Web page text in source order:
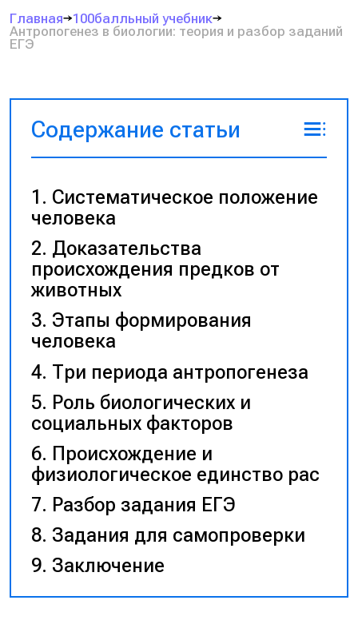
Главная
100балльный учебник
Антропогенез в биологии: теория и разбор заданий
ЕГЭ
Содержание статьи
Систематическое положение
человека
Доказательства
происхождения предков от
животных
Этапы формирования
человека
Три периода антропогенеза
Роль биологических и
социальных факторов
Происхождение и
физиологическое единство рас
Разбор задания ЕГЭ
Задания для самопроверки
Заключение